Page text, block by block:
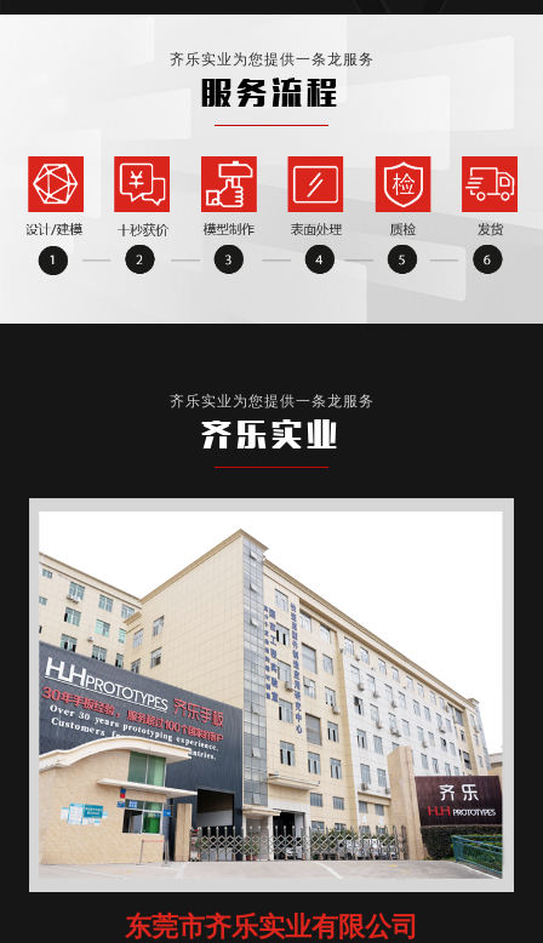
齐乐实业为您提供一条龙服务
服务流程
齐乐实业为您提供一条龙服务
齐乐实业
东莞市齐乐实业有限公司